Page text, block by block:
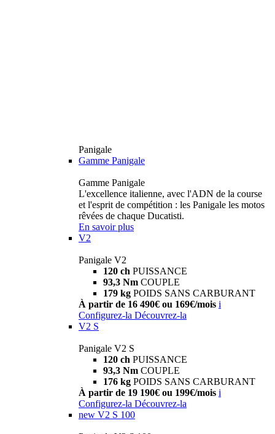
Panigale
Gamme Panigale
Gamme Panigale
L'excellence italienne, avec l'ADN de la course
et l'esprit de compétition : les Panigale les motos
rêvées de chaque Ducatisti.
En savoir plus
V2
Panigale V2
120 ch PUISSANCE
93,3 Nm COUPLE
179 kg POIDS SANS CARBURANT
À partir de 16 490€ ou 169€/mois i
Configurez-la Découvrez-la
V2 S
Panigale V2 S
120 ch PUISSANCE
93,3 Nm COUPLE
176 kg POIDS SANS CARBURANT
À partir de 19 190€ ou 199€/mois i
Configurez-la Découvrez-la
new V2 S 100